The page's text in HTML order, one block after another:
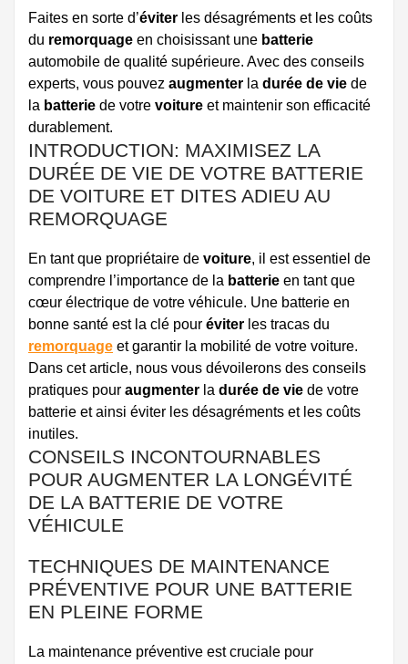
Faites en sorte d’éviter les désagréments et les coûts
du remorquage en choisissant une batterie
automobile de qualité supérieure. Avec des conseils
experts, vous pouvez augmenter la durée de vie de
la batterie de votre voiture et maintenir son efficacité
durablement.
INTRODUCTION: MAXIMISEZ LA
DURÉE DE VIE DE VOTRE BATTERIE
DE VOITURE ET DITES ADIEU AU
REMORQUAGE
En tant que propriétaire de voiture, il est essentiel de
comprendre l’importance de la batterie en tant que
cœur électrique de votre véhicule. Une batterie en
bonne santé est la clé pour éviter les tracas du
remorquage et garantir la mobilité de votre voiture.
Dans cet article, nous vous dévoilerons des conseils
pratiques pour augmenter la durée de vie de votre
batterie et ainsi éviter les désagréments et les coûts
inutiles.
CONSEILS INCONTOURNABLES
POUR AUGMENTER LA LONGÉVITÉ
DE LA BATTERIE DE VOTRE
VÉHICULE
TECHNIQUES DE MAINTENANCE
PRÉVENTIVE POUR UNE BATTERIE
EN PLEINE FORME
La maintenance préventive est cruciale pour